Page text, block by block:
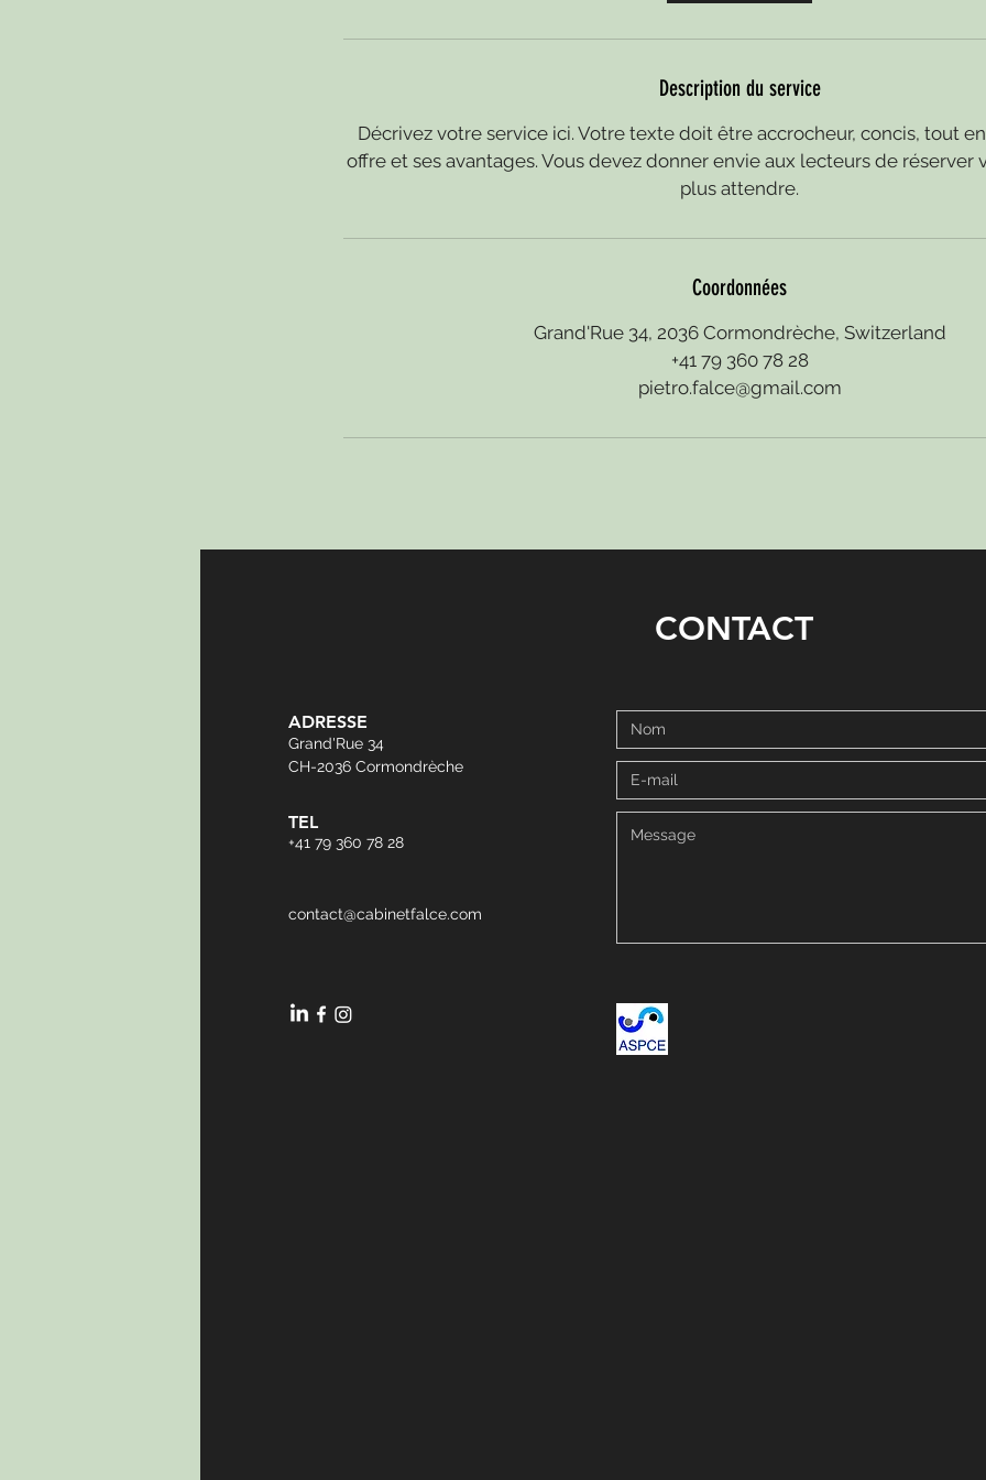
Description du service
Décrivez votre service ici. Votre texte doit être accrocheur, concis, tout
offre et ses avantages. Vous devez donner envie aux lecteurs de réserver
plus attendre.
Coordonnées
Grand'Rue 34, 2036 Cormondrèche, Switzerland
+41 79 360 78 28
pietro.falce@gmail.com
CONTACT
ADRESSE
Grand'Rue 34
CH-2036 Cormondrèche
TEL
+41 79 360 78 28
contact@cabinetfalce.com